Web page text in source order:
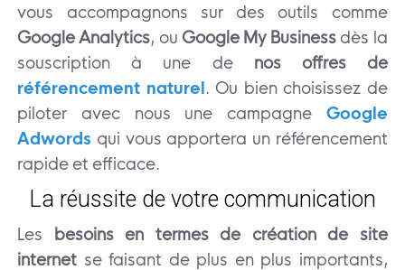
vous accompagnons sur des outils comme
Google Analytics, ou Google My Business dès la
souscription à une de nos offres de
référencement naturel. Ou bien choisissez de
piloter avec nous une campagne Google
Adwords qui vous apportera un référencement
rapide et efficace.
La réussite de votre communication
Les besoins en termes de création de site
internet se faisant de plus en plus importants,